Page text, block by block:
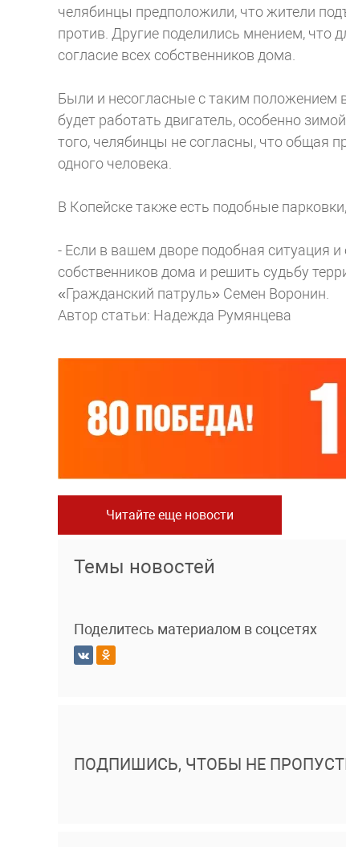
челябинцы предположили, что жители
против. Другие поделились мнением, что
согласие всех собственников дома.
Были и несогласные с таким положением
будет работать двигатель, особенно
того, челябинцы не согласны, что общая
одного человека.
В Копейске также есть подобные
- Если в вашем дворе подобная ситуация
собственников дома и решить судьбу
«Гражданский патруль» Семен Воронин.
Автор статьи: Надежда Румянцева
Читайте еще новости
Темы новостей
Поделитесь материалом в соцсетях
ПОДПИШИСЬ, ЧТОБЫ НЕ